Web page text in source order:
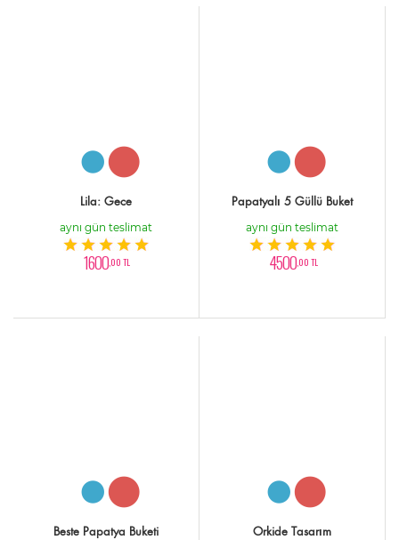
Lila: Gece
aynı gün teslimat
1600,00 TL
Papatyalı 5 Güllü Buket
aynı gün teslimat
4500,00 TL
Beste Papatya Buketi Orkide Tasarım